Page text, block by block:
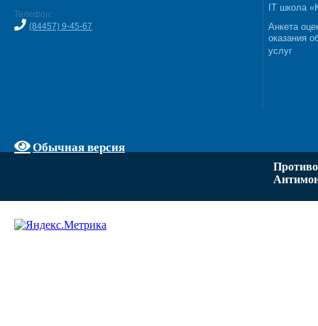
Телефон:
(84457) 9-45-67
Обычная версия
IT школа
Анкета
оказания
услуг